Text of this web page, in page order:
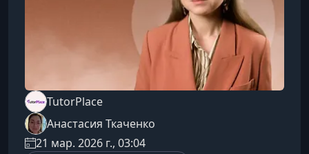
TutorPlace
Анастасия Ткаченко
21 мар. 2026 г., 03:04